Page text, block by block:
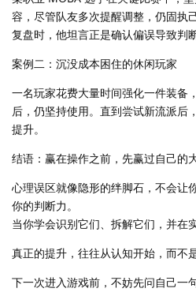
容，尽管队友多次提醒调整，仍固执
复盘时，他坦言正是确认偏误导致判
案例二：沉没成本困住的休闲玩家
一名玩家花费大量时间强化一件装备
后，仍坚持使用。直到尝试新流派后
提升。
结语：赢在操作之前，先赢过自己的
心理误区就像隐形的绊脚石，不会让
你的判断力。
当你学会识别它们、拆解它们，并在
真正的提升，往往从认知开始，而不
下一次进入游戏前，不妨先问自己一